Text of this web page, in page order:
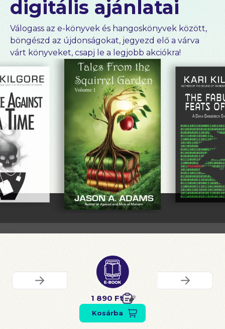
digitális ajánlatai
Válogass az e-könyvek és hangoskönyvek között,
böngészd az újdonságokat, jegyezd elő a várva
várt könyveket, csapj le a legjobb akciókra!
1 890 Ft
Kosárba